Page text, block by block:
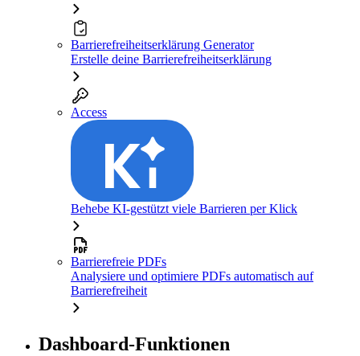
Barrierefreiheitserklärung Generator
Erstelle deine Barrierefreiheitserklärung
Access
Behebe KI-gestützt viele Barrieren per Klick
Barrierefreie PDFs
Analysiere und optimiere PDFs automatisch auf
Barrierefreiheit
Dashboard-Funktionen